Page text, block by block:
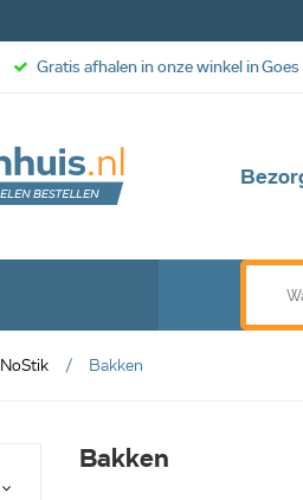
Gratis afhalen in onze winkel in Goes
NoStik Bakken
Bakken